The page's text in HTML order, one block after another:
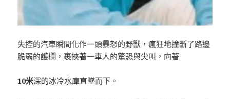
失控的汽車瞬間化作一頭暴怒的野獸，瘋狂地撞斷了路邊
脆弱的護欄，裹挾著一車人的驚恐與尖叫，向著
10米深的冰冷水庫直墜而下。